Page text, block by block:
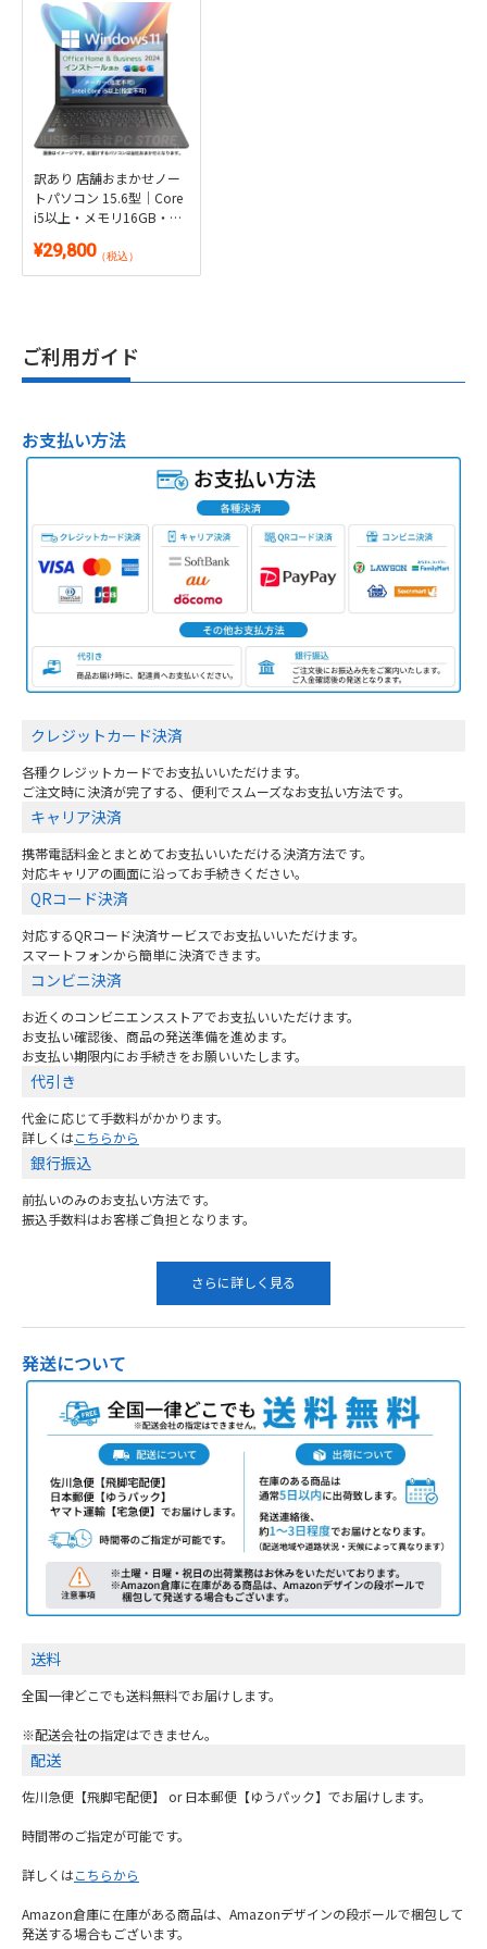
訳あり 店舗おまかせノー
トパソコン 15.6型｜Core
i5以上・メモリ16GB・新
10/11選択可・Microsoft
Office 2024付き
¥29,800（税込）
ご利用ガイド
お支払い方法
クレジットカード決済
各種クレジットカードでお支払いいただけます。
ご注文時に決済が完了する、便利でスムーズなお支払い方法です。
キャリア決済
携帯電話料金とまとめてお支払いいただける決済方法です。
対応キャリアの画面に沿ってお手続きください。
QRコード決済
対応するQRコード決済サービスでお支払いいただけます。
スマートフォンから簡単に決済できます。
コンビニ決済
お近くのコンビニエンスストアでお支払いいただけます。
お支払い確認後、商品の発送準備を進めます。
お支払い期限内にお手続きをお願いいたします。
代引き
代金に応じて手数料がかかります。
詳しくはこちらから
銀行振込
前払いのみのお支払い方法です。
振込手数料はお客様ご負担となります。
さらに詳しく見る
発送について
送料
全国一律どこでも送料無料でお届けします。
※配送会社の指定はできません。
配送
佐川急便【飛脚宅配便】 or 日本郵便【ゆうパック】でお届けします。
時間帯のご指定が可能です。
詳しくはこちらから
Amazon倉庫に在庫がある商品は、Amazonデザインの段ボールで梱包して
発送する場合もございます。